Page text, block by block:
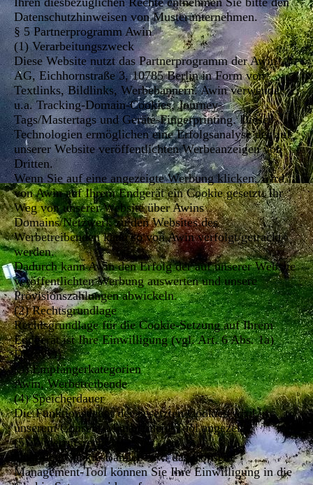
Datenschutzhinweisen von Musterunternehmen.
§ 5 Partnerprogramm Awin
(1) Verarbeitungszweck
Diese Website nutzt das Partnerprogramm der Awin
AG, Eichhornstraße 3, 10785 Berlin in Form von
Textlinks, Bildlinks, Werbebannern. Awin verwendet
u.a. Tracking-Domain-Cookies, Journey-
Tags/Mastertags und Geräte-Fingerprinting. Diese
Technologien ermöglichen eine Erfolgsanalyse der auf
unserer Website veröffentlichten Werbeanzeigen von
Dritten.
Wenn Sie auf eine angezeigte Werbung klicken, wird
von Awin auf Ihrem Endgerät ein Cookie gesetzt. Ihr
Weg von unserer Website über Awins
Domains/Netzwerk zu den Websites des
Werbetreibenden kann so von Awin verfolgt/getrackt
werden.
Dadurch kann Awin den Erfolg der auf unserer Website
veröffentlichten Werbung auswerten und unsere
Provisionszahlungen abwickeln.
(2) Rechtsgrundlage
Rechtsgrundlage für die Cookie-Setzung auf Ihrem
Endgerät ist Ihre Einwilligung (vgl. Art. 6 Abs. 1a)
DSGVO).
(3) Empfängerkategorien
Awin, Werbetreibende
(4) Speicherdauer
Die Funktionsdauer der gesetzten Cookies wird in
unserem Consent-Management-Tool angezeigt.
(5) Widerrufsrecht
Über den Cookie-Banner bzw. das Consent-
Management-Tool können Sie Ihre Einwilligung in die